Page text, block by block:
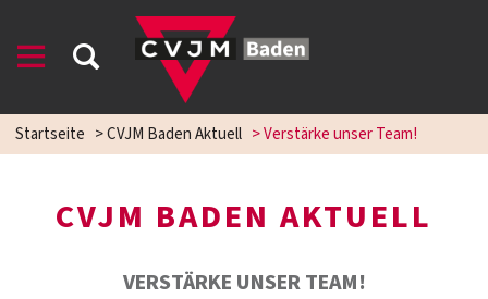
Startseite >CVJM Baden Aktuell >Verstärke unser Team!
CVJM BADEN AKTUELL
VERSTÄRKE UNSER TEAM!